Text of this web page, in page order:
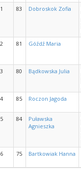
83 Dobroskok Zofia
81 Góźdź Maria
80 Bądkowska Julia
85 Roczon Jagoda
84
Puławska
Agnieszka
75 Bartkowiak Hanna